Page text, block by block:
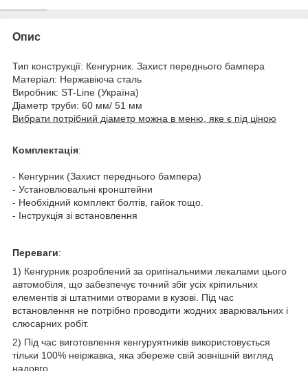
Опис
Тип конструкції: Кенгурник. Захист переднього бампера
Матеріал: Нержавіюча сталь
Виробник: ST-Line (Україна)
Діаметр труби: 60 мм/ 51 мм
Вибрати потрібний діаметр можна в меню, яке є під ціною
Комплектація:
- Кенгурник (Захист переднього бампера)
- Установлювальні кронштейни
- Необхідний комплект болтів, гайок тощо.
- Інструкція зі встановлення
Переваги:
1) Кенгурник розроблений за оригінальними лекалами цього
автомобіля, що забезпечує точний збіг усіх кріпильних
елементів зі штатними отворами в кузові. Під час
встановлення не потрібно проводити жодних зварювальних і
слюсарних робіт.
2) Під час виготовлення кенгуруятників використовується
тільки 100% неіржавка, яка збереже свій зовнішній вигляд
надовго.